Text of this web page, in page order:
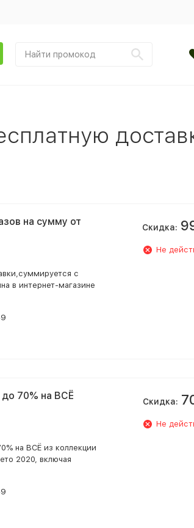
на сумму от
с
в интернет-магазине
Скидка:
Не
70% на ВСЁ
на ВСЁ из коллекции
2020, включая
Скидка:
Не